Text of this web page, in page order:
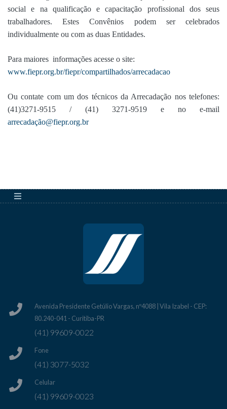
social e na qualificação e capacitação profissional dos seus
trabalhadores. Estes Convênios podem ser celebrados
individualmente ou com as duas Entidades.
Para maiores informações acesse o site:
www.fiepr.org.br/fiepr/compartilhados/arrecadacao
Ou contate com um dos técnicos da Arrecadação nos telefones:
(41)3271-9515 / (41) 3271-9519 e no e-mail
arrecadação@fiepr.org.br
Avenida Presidente Getúlio Vargas, nº4088 | Vila Izabel - CEP:
80.240-041 - Curitiba-PR
(41) 99609-0022
Fone
(41) 3077-5032
Celular
(41) 99609-0023